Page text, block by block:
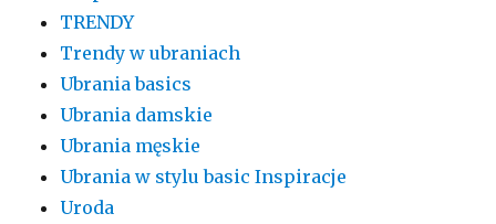
TRENDY
Trendy w ubraniach
Ubrania basics
Ubrania damskie
Ubrania męskie
Ubrania w stylu basic Inspiracje
Uroda